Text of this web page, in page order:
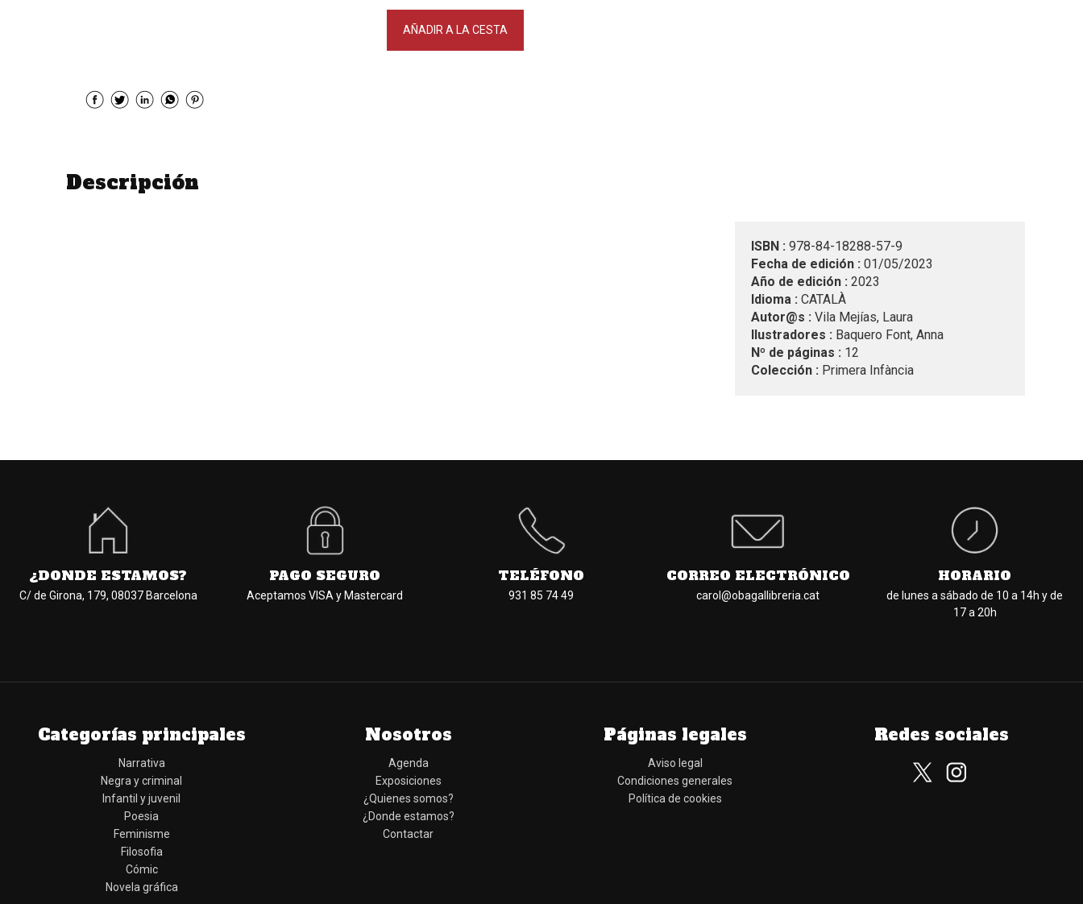
AÑADIR A LA CESTA
Descripción
ISBN : 978-84-18288-57-9
Fecha de edición : 01/05/2023
Año de edición : 2023
Idioma : CATALÀ
Autor@s : Vila Mejías, Laura
Ilustradores : Baquero Font, Anna
Nº de páginas : 12
Colección : Primera Infància
¿DONDE ESTAMOS?
C/ de Girona, 179, 08037 Barcelona
PAGO SEGURO
Aceptamos VISA y Mastercard
TELÉFONO
931 85 74 49
CORREO ELECTRÓNICO
carol@obagallibreria.cat
HORARIO
de lunes a sábado de 10 a 14h y de
17 a 20h
Categorías principales
Narrativa
Negra y criminal
Infantil y juvenil
Poesia
Feminisme
Filosofia
Cómic
Novela gráfica
Nosotros
Agenda
Exposiciones
¿Quienes somos?
¿Donde estamos?
Contactar
Páginas legales
Aviso legal
Condiciones generales
Política de cookies
Redes sociales